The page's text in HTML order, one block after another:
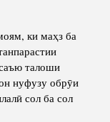
ки маҳз ба
талоши
нуфузу обрӯи
сол ба сол